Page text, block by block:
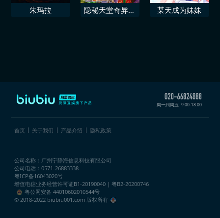
朱玛拉
隐秘天堂奇异果
某天成为妹妹
周一到周五 9:00-18:00
首页 关于我们 产品介绍 隐私政策
公司名称：广州宁静海信息科技有限公司
公司电话：0571-26883338
粤ICP备16043020号
增值电信业务经营许可证B1-20190040 | 粤B2-20200746
粤公网安备 44010602010544号
© 2018-2022 biubiu001.com 版权所有